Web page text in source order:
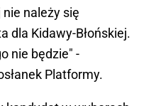
należy się
dla Kidawy-Błońskiej.
nie będzie" -
Platformy.